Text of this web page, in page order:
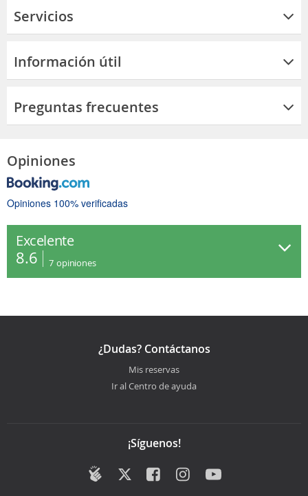
Servicios
Información útil
Preguntas frecuentes
Opiniones
Opiniones 100% verificadas
Excelente
8.6 7 opiniones
¿Dudas? Contáctanos
Mis reservas
Ir al Centro de ayuda
¡Síguenos!